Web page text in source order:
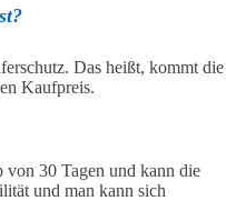
Das heißt, kommt die
Kaufpreis.
30 Tagen und kann die
und man kann sich